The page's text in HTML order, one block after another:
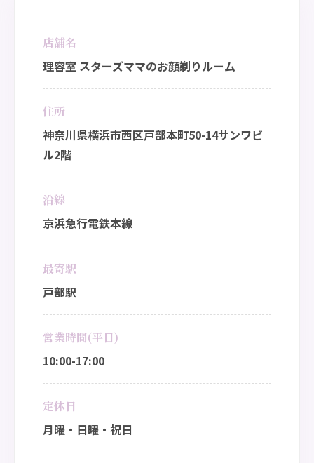
店舗名
理容室 スターズママのお顔剃りルーム
住所
神奈川県横浜市西区戸部本町50-14サンワビ
ル2階
沿線
京浜急行電鉄本線
最寄駅
戸部駅
営業時間(平日)
10:00-17:00
定休日
月曜・日曜・祝日